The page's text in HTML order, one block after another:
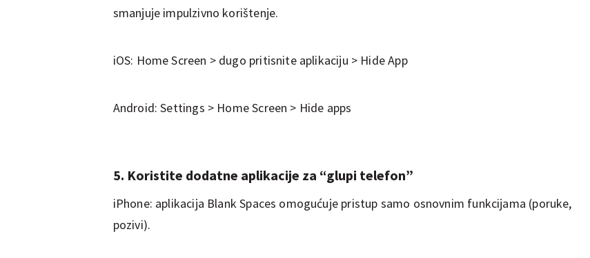
smanjuje impulzivno korištenje.
iOS: Home Screen > dugo pritisnite aplikaciju > Hide App
Android: Settings > Home Screen > Hide apps
5. Koristite dodatne aplikacije za “glupi telefon”
iPhone: aplikacija Blank Spaces omogućuje pristup samo osnovnim funkcijama (poruke,
pozivi).